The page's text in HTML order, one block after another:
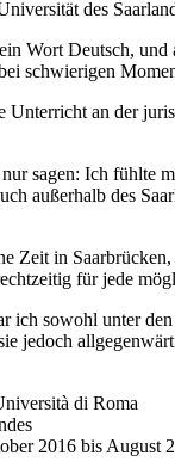
des
Wort Deutsch,
schwierigen
an der
sagen: Ich fühlte
außerhalb des
Zeit in
für jede
ich sowohl unter
jedoch
di Roma
2016 bis August